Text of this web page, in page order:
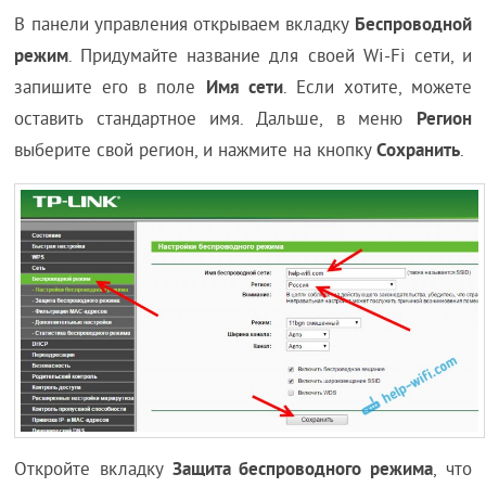
В панели управления открываем вкладку Беспроводной
режим. Придумайте название для своей Wi-Fi сети, и
запишите его в поле Имя сети. Если хотите, можете
оставить стандартное имя. Дальше, в меню Регион
выберите свой регион, и нажмите на кнопкуСохранить.
Откройте вкладку Защита беспроводного режима, что